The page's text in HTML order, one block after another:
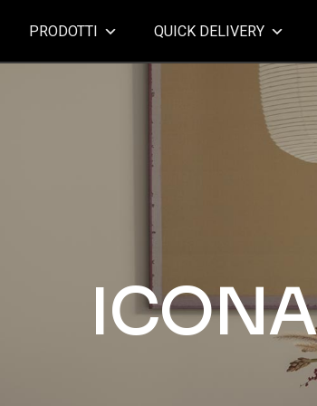
PRODOTTI QUICK DELIVERY
ICONA